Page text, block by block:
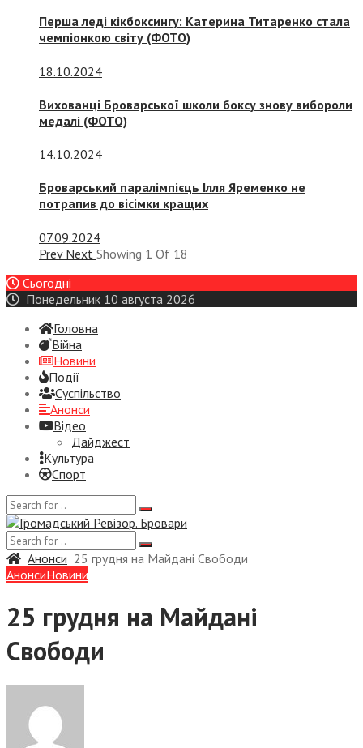
Перша леді кікбоксингу: Катерина Титаренко стала
чемпіонкою світу (ФОТО)
18.10.2024
Вихованці Броварської школи боксу знову вибороли
медалі (ФОТО)
14.10.2024
Броварський паралімпієць Ілля Яременко не
потрапив до вісімки кращих
07.09.2024
Prev Next Showing 1 Of 18
Сьогодні
Понедельник 10 августа 2026
Головна
Війна
Новини
Події
Суспiльство
Анонси
Відео
Дайджест
Культура
Спорт
Анонси 25 грудня на Майдані Свободи
АнонсиНовини
25 грудня на Майдані
Свободи